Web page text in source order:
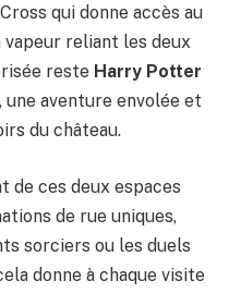
qui donne accès au
vapeur reliant les deux
reste Harry Potter
, une aventure envolée et
du château.
de ces deux espaces
de rue uniques,
sorciers ou les duels
donne à chaque visite